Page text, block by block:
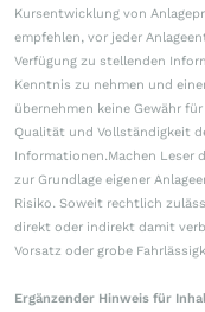
Kursentwicklung von
empfehlen, vor jeder
Verfügung zu stellenden
Kenntnis zu nehmen und
übernehmen keine Gewähr
Qualität und Vollständigkeit
Informationen.Machen Leser
zur Grundlage eigener
Risiko. Soweit rechtlich
direkt oder indirekt damit
Vorsatz oder grobe
Ergänzender Hinweis für